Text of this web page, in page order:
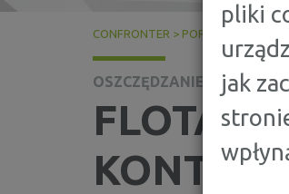
pliki
jak
CONFRONTER > PORADY
OSZCZĘDZANIE
FLOTA